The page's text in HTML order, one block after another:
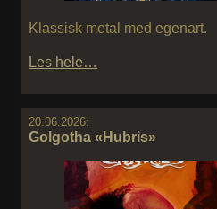
Klassisk metal med egenart.
Les hele…
20.06.2026:
Golgotha «Hubris»